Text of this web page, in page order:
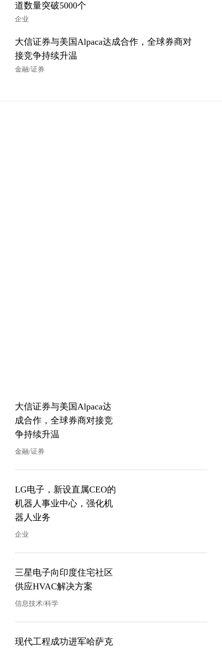
道数量突破5000个
企业
大信证券与美国Alpaca达成合作，全球券商对
接竞争持续升温
金融/证券
大信证券与美国Alpaca达
成合作，全球券商对接竞
争持续升温
金融/证券
LG电子，新设直属CEO的
机器人事业中心，强化机
器人业务
企业
三星电子向印度住宅社区
供应HVAC解决方案
信息技术/科学
现代工程成功进军哈萨克